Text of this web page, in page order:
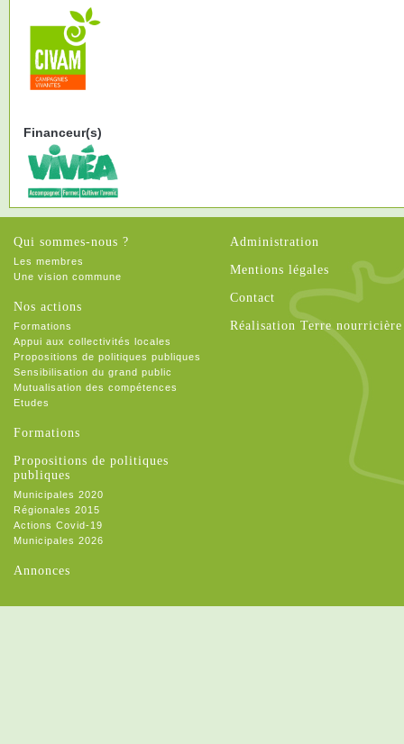
Financeur(s)
Qui sommes-nous ?
Les membres
Une vision commune
Nos actions
Formations
Appui aux collectivités locales
Propositions de politiques publiques
Sensibilisation du grand public
Mutualisation des compétences
Etudes
Formations
Propositions de politiques
publiques
Municipales 2020
Régionales 2015
Actions Covid-19
Municipales 2026
Annonces
Administration
Mentions légales
Contact
Réalisation Terre nourricière